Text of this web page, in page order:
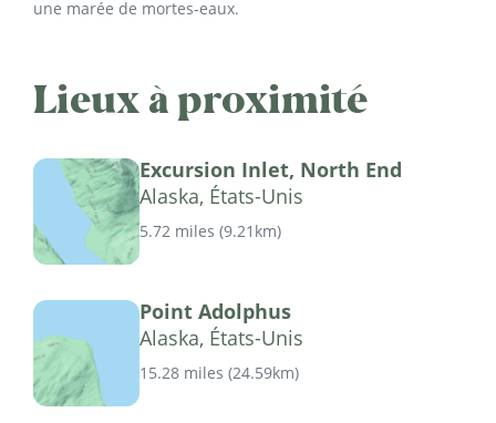
une marée de mortes-eaux.
Lieux à proximité
Excursion Inlet, North End
Alaska, États-Unis
5.72 miles (9.21km)
Point Adolphus
Alaska, États-Unis
15.28 miles (24.59km)